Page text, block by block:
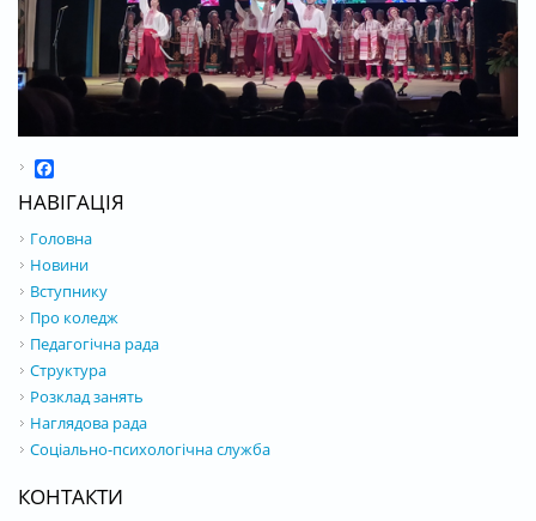
НАВІГАЦІЯ
Головна
Новини
Вступнику
Про коледж
Педагогічна рада
Структура
Розклад занять
Наглядова рада
Соціально-психологічна служба
КОНТАКТИ